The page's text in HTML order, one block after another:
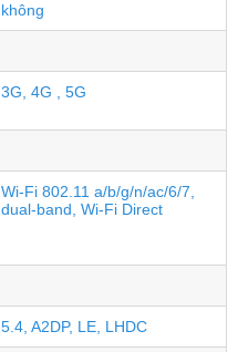
không
3G, 4G , 5G
Wi-Fi 802.11 a/b/g/n/ac/6/7,
dual-band, Wi-Fi Direct
5.4, A2DP, LE, LHDC